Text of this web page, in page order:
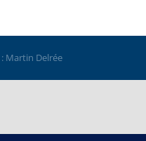
Martin Delrée